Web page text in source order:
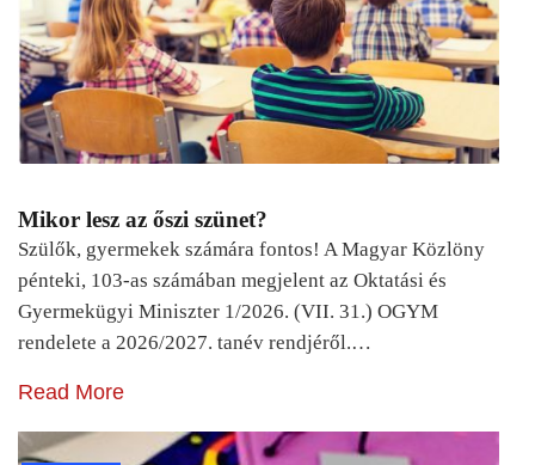
Mikor lesz az őszi szünet?
Szülők, gyermekek számára fontos! A Magyar Közlöny
pénteki, 103-as számában megjelent az Oktatási és
Gyermekügyi Miniszter 1/2026. (VII. 31.) OGYM
rendelete a 2026/2027. tanév rendjéről.…
Read More